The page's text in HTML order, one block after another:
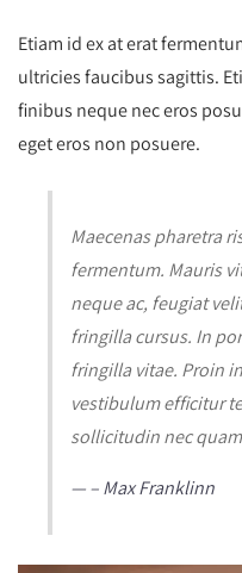
Etiam id ex at erat
ultricies faucibus sagittis.
finibus neque nec eros
eget eros non posuere.
Maecenas pharetra
fermentum. Mauris
neque ac, feugiat
fringilla cursus. In
fringilla vitae. Proin
vestibulum efficitur
sollicitudin nec
– Max Franklinn